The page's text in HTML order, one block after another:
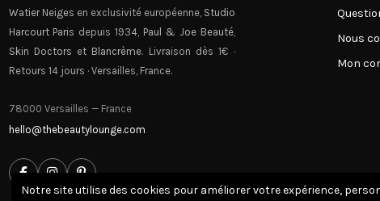
Watier Neiges en exclusivité européenne, Studio
Harcourt Paris depuis 1934, Paul & Joe Beauté,
Skin Doctors et Blancrème. Livraison dès 1€ ·
Retours 14 jours · Versailles, France.
78000 Versailles — France
hello@thebeautylounge.com
Nous
Mon
Notre site utilise des cookies pour améliorer votre expérience,